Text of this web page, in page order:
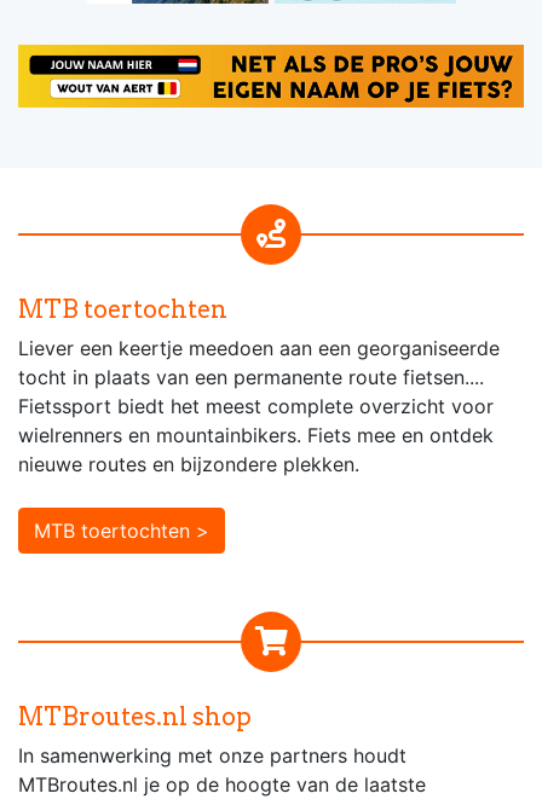
MTB toertochten
Liever een keertje meedoen aan een georganiseerde
tocht in plaats van een permanente route fietsen....
Fietssport biedt het meest complete overzicht voor
wielrenners en mountainbikers. Fiets mee en ontdek
nieuwe routes en bijzondere plekken.
MTB toertochten >
MTBroutes.nl shop
In samenwerking met onze partners houdt
MTBroutes.nl je op de hoogte van de laatste